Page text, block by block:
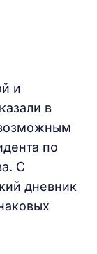
и
в
по
С
дневник